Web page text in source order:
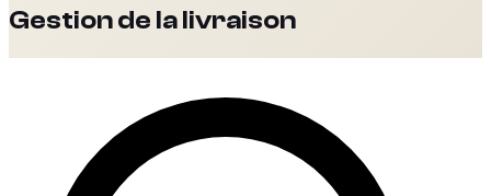
Gestion de la livraison